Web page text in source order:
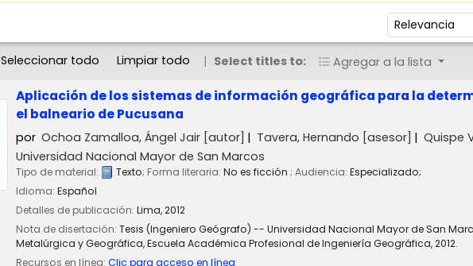
Ordenar por:
Seleccionar todo Limpiar todo Select titles to: Agregar a la lista
Aplicación de los sistemas de información geográfica para la
el balneario de Pucusana
por Ochoa Zamalloa, Ángel Jair [autor] Tavera, Hernando [asesor] Quispe
Universidad Nacional Mayor de San Marcos
Tipo de material: Texto; Forma literaria: No es ficción ; Audiencia: Especializado;
Idioma: Español
Detalles de publicación: Lima,2012
Nota de disertación: Tesis (Ingeniero Geógrafo) -- Universidad Nacional Mayor de San
Metalúrgica y Geográfica, Escuela Académica Profesional de Ingeniería Geográfica, 2012.
Recursos en línea: Clic para acceso en línea